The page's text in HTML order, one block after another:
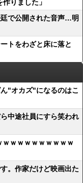
りました」
で公開された音声…明
トをわざと床に落と
"オカズ"になるのはこ
中途社員にすら笑われ
ｗｗｗｗｗｗｗｗｗｗ
。作家だけど映画出た